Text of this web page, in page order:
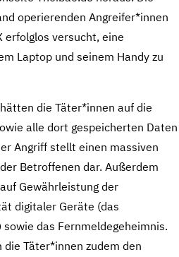
operierenden Angreifer*innen
versucht, eine
Laptop und seinem Handy zu
die Täter*innen auf die
alle dort gespeicherten Daten
Angriff stellt einen massiven
Betroffenen dar. Außerdem
Gewährleistung der
digitaler Geräte (das
das Fernmeldegeheimnis.
Täter*innen zudem den